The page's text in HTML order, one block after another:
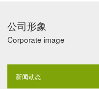
公司形象
Corporate image
新闻动态